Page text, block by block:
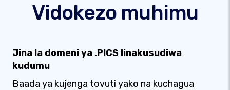
Vidokezo muhimu
Jina la domeni ya .PICS linakusudiwa
kudumu
Baada ya kujenga tovuti yako na kuchagua